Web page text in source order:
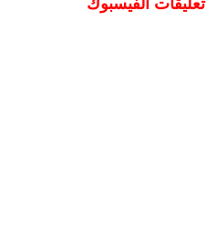
تعليقات الفيسبوك